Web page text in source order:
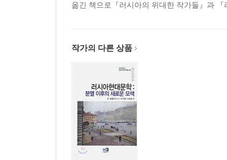
옮긴 책으로『러시아의 위대한 작가들』과
작가의 다른 상품